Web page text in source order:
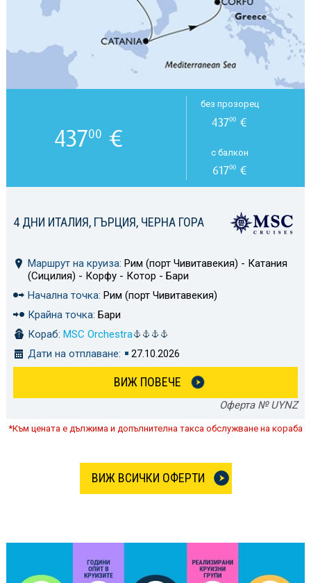
4 ДНИ ИТАЛИЯ, ГЪРЦИЯ, ЧЕРНА ГОРА
Маршрут на круиза: Рим (порт Чивитавекия) - Катания
(Сицилия) - Корфу - Котор - Бари
Начална точка: Рим (порт Чивитавекия)
Крайна точка: Бари
Кораб: MSC Orchestra
Дати на отплаване:
27.10.2026
ВИЖ ПОВЕЧЕ
Оферта № UYNZ
43700 €
без прозорец
43700 €
с балкон
61700€
*Към цената е дължима и допълнителна такса обслужване на кораба
ВИЖ ВСИЧКИ ОФЕРТИ